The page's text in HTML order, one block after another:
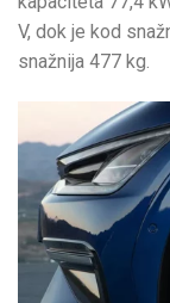
V, dok je kod
snažnija 477 kg.